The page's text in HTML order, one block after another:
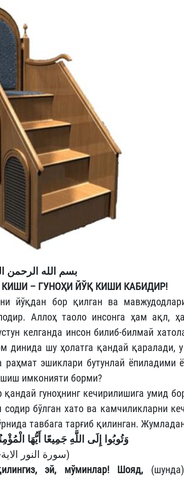
بسم الله الرحمن
– ГУНОҲИ ЙЎҚ КИШИ КАБИДИР!
йўқдан бор қилган ва
Аллоҳ таоло инсонга ҳам ақл,
келганда инсон билиб-билмай
динида шу ҳолатга қандай қаралади,
раҳмат эшиклари бутунлай ёпиладими
имконияти борми?
гуноҳнинг кечирилишига умид
бўлган хато ва камчиликларни
тавбага тарғиб қилинган.
وَتُوبُوا إِلَى اللَّهِ جَمِيعًا أَيُّهَا
(سورة النور الاية-31)
эй, мўминлар! Шояд, (шунда)